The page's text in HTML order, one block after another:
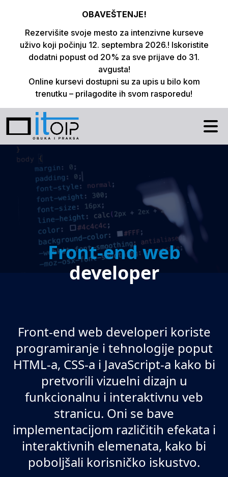
OBAVEŠTENJE!
Rezervišite svoje mesto za intenzivne kurseve
uživo koji počinju 12. septembra 2026.! Iskoristite
dodatni popust od 20% za sve prijave do 31.
avgusta!
Online kursevi dostupni su za upis u bilo kom
trenutku – prilagodite ih svom rasporedu!
Front-end web
developer
Front-end web developeri koriste
programiranje i tehnologije poput
HTML-a, CSS-a i JavaScript-a kako bi
pretvorili vizuelni dizajn u
funkcionalnu i interaktivnu veb
stranicu. Oni se bave
implementacijom različitih efekata i
interaktivnih elemenata, kako bi
poboljšali korisničko iskustvo.